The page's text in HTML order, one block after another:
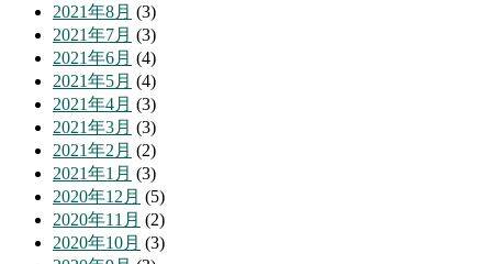
2021年8月 (3)
2021年7月 (3)
2021年6月 (4)
2021年5月 (4)
2021年4月 (3)
2021年3月 (3)
2021年2月 (2)
2021年1月 (3)
2020年12月 (5)
2020年11月 (2)
2020年10月 (3)